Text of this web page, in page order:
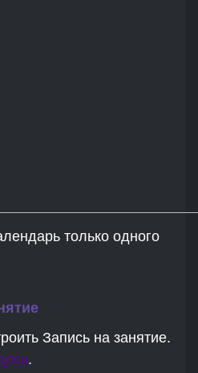
только одного
Запись на занятие.
.